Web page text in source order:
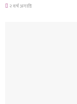
२ वर्ष अगाडि